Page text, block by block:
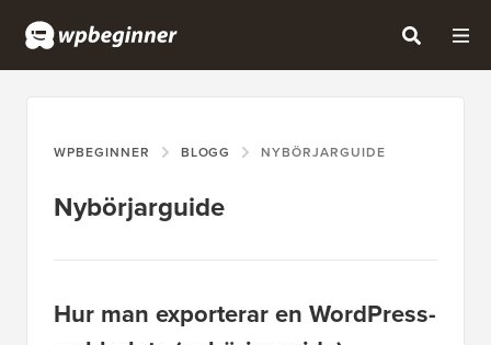
WPBEGINNER BLOGG NYBÖRJARGUIDE
Nybörjarguide
Hur man exporterar en WordPress-